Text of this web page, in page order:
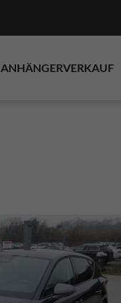
ANHÄNGERVERKAUF